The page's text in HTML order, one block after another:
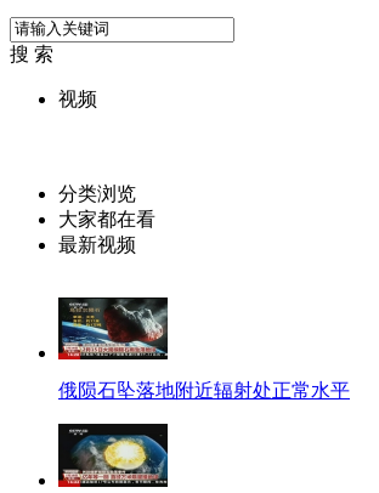
搜 索
视频
分类浏览
大家都在看
最新视频
俄陨石坠落地附近辐射处正常水平